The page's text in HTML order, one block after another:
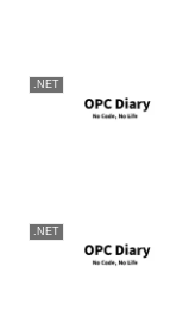
.NET
.NET